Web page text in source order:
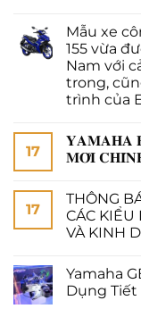
Mẫu xe
155 vừa
Nam với
trong,
trình của
17
𝐘𝐀𝐌𝐀𝐇𝐀
𝐌𝐎̛́𝐈
17
THÔNG
CÁC KIỂU
VÀ KINH
Yamaha
Dụng Tiết